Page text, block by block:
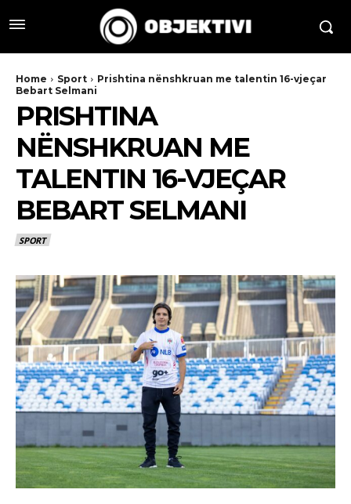
Home Sport
Prishtina nënshkruan me talentin 16-vjeçar
Bebart Selmani
PRISHTINA
NËNSHKRUAN ME
TALENTIN 16-VJEÇAR
BEBART SELMANI
SPORT